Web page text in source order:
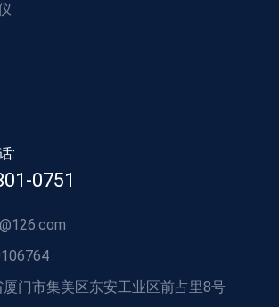
:
0751
厦门市集美区东安工业区前占里8号